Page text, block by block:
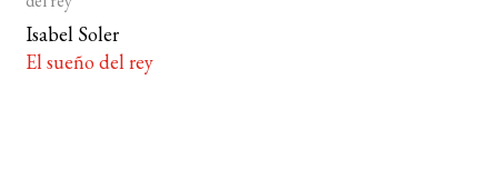
Isabel Soler
El sueño del rey